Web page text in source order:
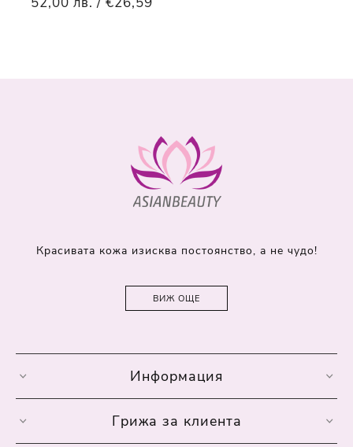
Красивата кожа изисква постоянство, а не чудо!
ВИЖ ОЩЕ
Информация
Грижа за клиента